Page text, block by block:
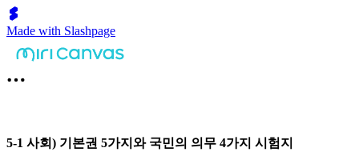
Made with Slashpage
5-1 사회) 기본권 5가지와 국민의 의무 4가지 시험지